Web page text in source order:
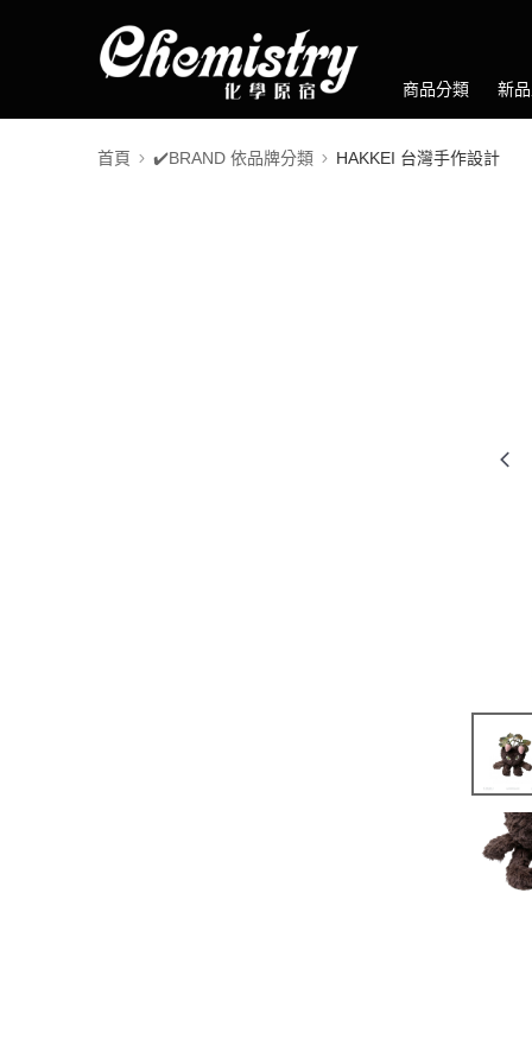
商品分類 新
首頁 ✔️BRAND 依品牌分類 HAKKEI 台灣手作設計